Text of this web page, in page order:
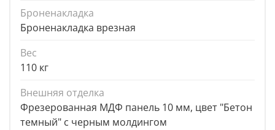
Броненакладка
Броненакладка врезная
Вес
110 кг
Внешняя отделка
Фрезерованная МДФ панель 10 мм, цвет "Бетон
темный" с черным молдингом